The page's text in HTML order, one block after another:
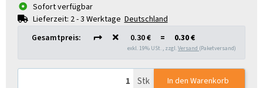
Sofort verfügbar
Lieferzeit: 2 - 3 Werktage Deutschland
Gesamtpreis:
0.30 € = 0.30 €
exkl. 19% USt. , zzgl.Versand (Paketversand)
Stk In den Warenkorb